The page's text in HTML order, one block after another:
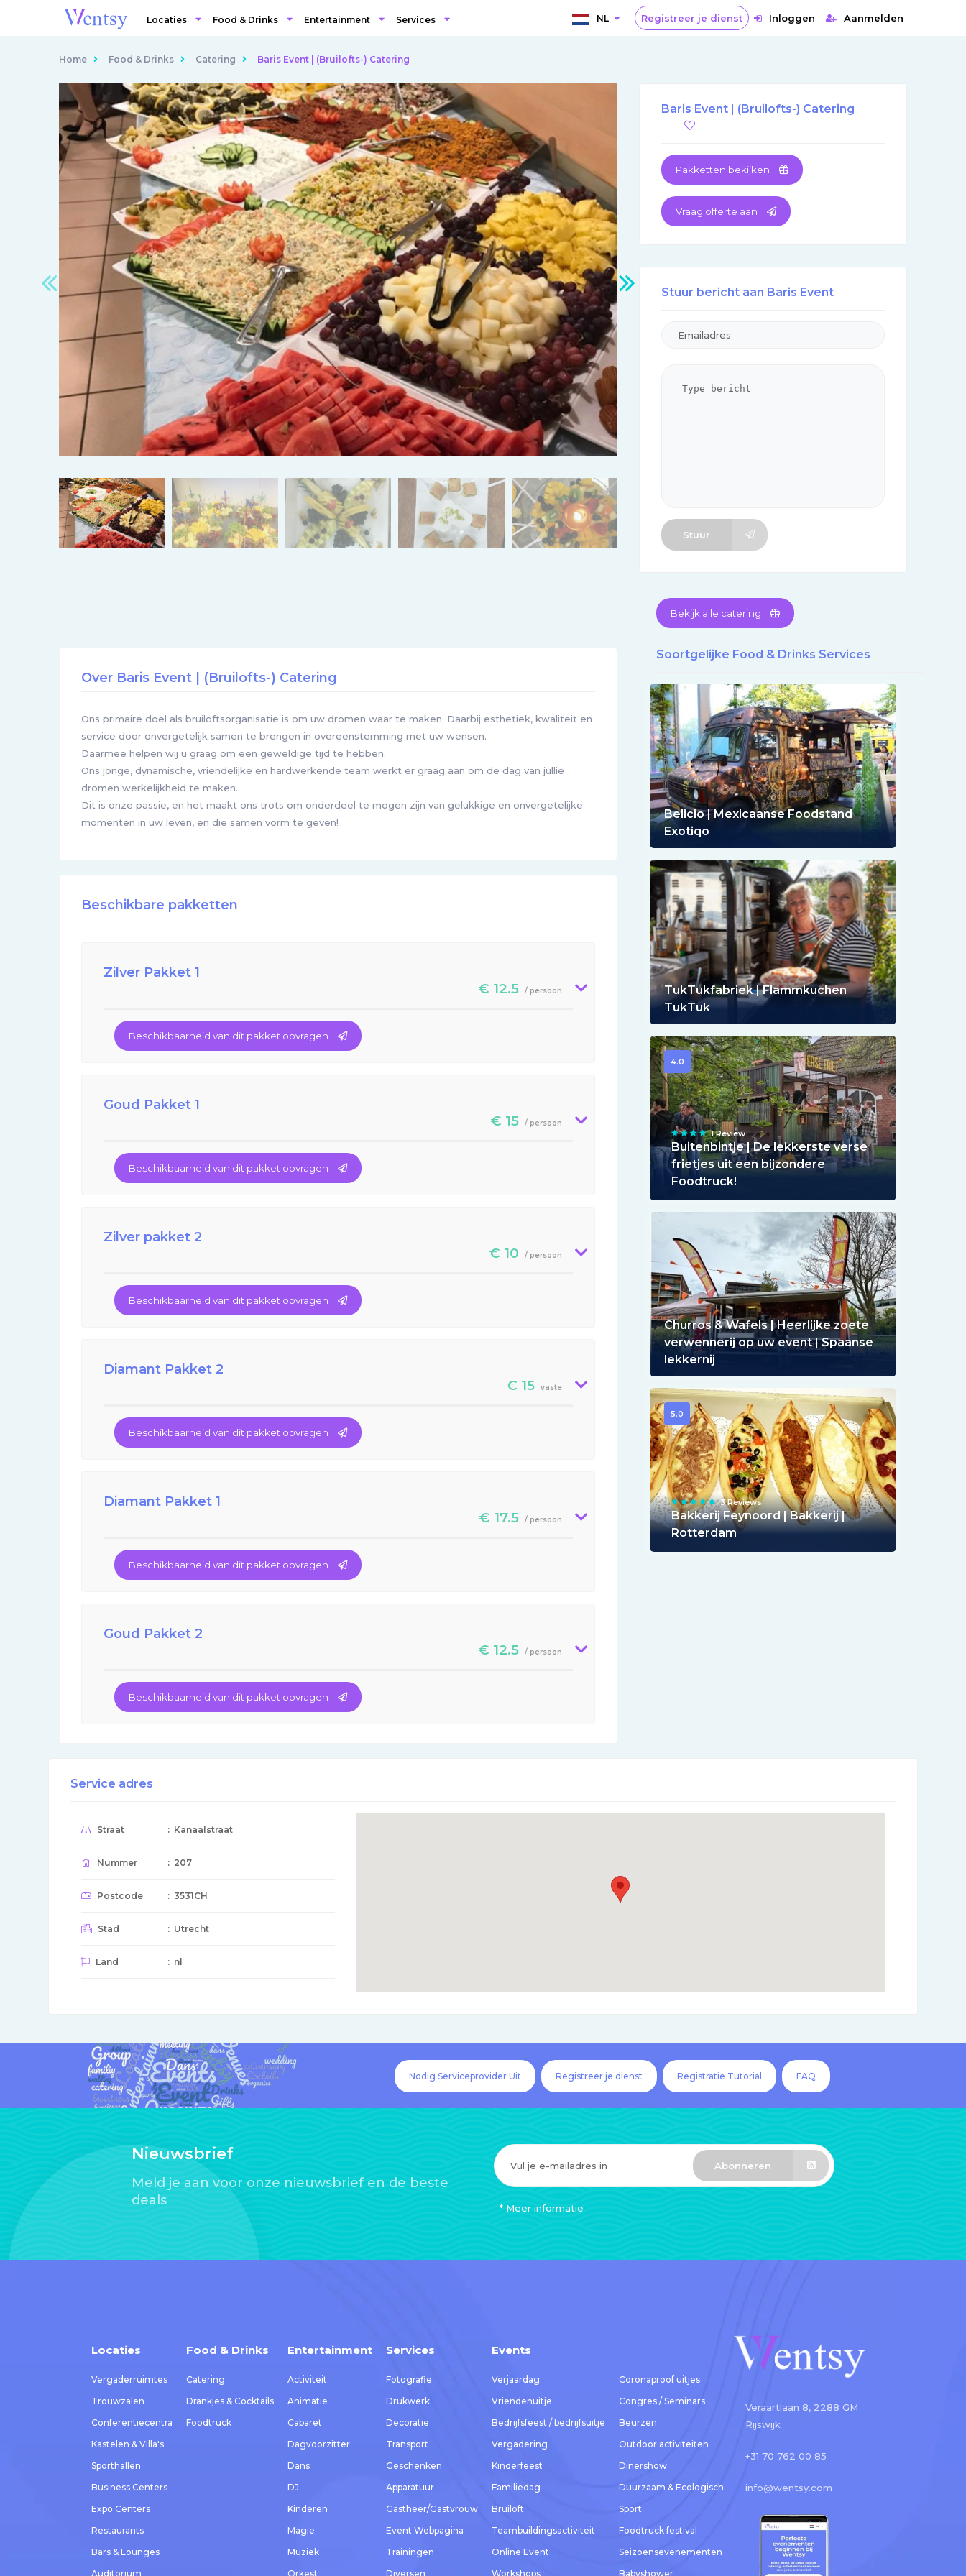
Aanmelden
Inloggen
Registreer je dienst
NL
Locaties Food & Drinks Entertainment Services
Home Food & Drinks Catering Baris Event | (Bruilofts-) Catering
Baris Event | (Bruilofts-) Catering
Pakketten bekijken
Vraag offerte aan
Stuur bericht aan Baris Event
Stuur
Bekijk alle catering
Over Baris Event | (Bruilofts-) Catering
Ons primaire doel als bruiloftsorganisatie is om uw dromen waar te maken; Daarbij esthetiek, kwaliteit en
service door onvergetelijk samen te brengen in overeenstemming met uw wensen.
Daarmee helpen wij u graag om een geweldige tijd te hebben.
Ons jonge, dynamische, vriendelijke en hardwerkende team werkt er graag aan om de dag van jullie
dromen werkelijkheid te maken.
Dit is onze passie, en het maakt ons trots om onderdeel te mogen zijn van gelukkige en onvergetelijke
momenten in uw leven, en die samen vorm te geven!
Beschikbare pakketten
Zilver Pakket 1
€ 12.5 / persoon
Beschikbaarheid van dit pakket opvragen
Goud Pakket 1
€ 15 / persoon
Beschikbaarheid van dit pakket opvragen
Zilver pakket 2
€ 10 / persoon
Beschikbaarheid van dit pakket opvragen
Diamant Pakket 2
€ 15 vaste
Beschikbaarheid van dit pakket opvragen
Diamant Pakket 1
€ 17.5 / persoon
Beschikbaarheid van dit pakket opvragen
Goud Pakket 2
€ 12.5 / persoon
Beschikbaarheid van dit pakket opvragen
Soortgelijke Food & Drinks Services
Belicio | Mexicaanse Foodstand
Exotiqo
TukTukfabriek | Flammkuchen
TukTuk
4.0
1 Review
Buitenbintje | De lekkerste verse
frietjes uit een bijzondere
Foodtruck!
Churros & Wafels | Heerlijke zoete
verwennerij op uw event | Spaanse
lekkernij
5.0
3 Reviews
Bakkerij Feynoord | Bakkerij |
Rotterdam
Service adres
Straat : Kanaalstraat
Nummer : 207
Postcode : 3531CH
Stad : Utrecht
Land : nl
Nodig Serviceprovider Uit Registreer je dienst Registratie Tutorial FAQ
Nieuwsbrief
Meld je aan voor onze nieuwsbrief en de beste
deals
Abonneren
* Meer informatie
Locaties
Vergaderruimtes
Trouwzalen
Conferentiecentra
Kastelen & Villa's
Sporthallen
Business Centers
Expo Centers
Restaurants
Bars & Lounges
Auditorium
Food & Drinks
Catering
Drankjes & Cocktails
Foodtruck
Entertainment
Activiteit
Animatie
Cabaret
Dagvoorzitter
Dans
DJ
Kinderen
Magie
Muziek
Orkest
Services
Fotografie
Drukwerk
Decoratie
Transport
Geschenken
Apparatuur
Gastheer/Gastvrouw
Event Webpagina
Trainingen
Diversen
Events
Verjaardag
Vriendenuitje
Bedrijfsfeest / bedrijfsuitje
Vergadering
Kinderfeest
Familiedag
Bruiloft
Teambuildingsactiviteit
Online Event
Workshops
Coronaproof uitjes
Congres / Seminars
Beurzen
Outdoor activiteiten
Dinershow
Duurzaam & Ecologisch
Sport
Foodtruck festival
Seizoensevenementen
Babyshower
Veraartlaan 8, 2288 GM
Rijswijk
+31 70 762 00 85
info@wentsy.com